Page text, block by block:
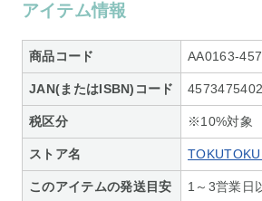
アイテム情報
商品コード AA0163-
JAN(またはISBN)コード
税区分 ※10%対象
ストア名
このアイテムの発送目安 1～3営業日